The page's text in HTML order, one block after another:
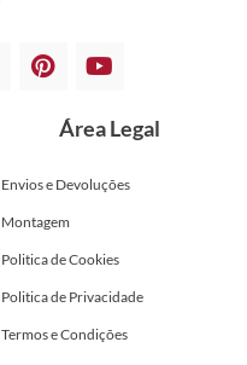
Área Legal
Envios e Devoluções
Montagem
Politica de Cookies
Politica de Privacidade
Termos e Condições